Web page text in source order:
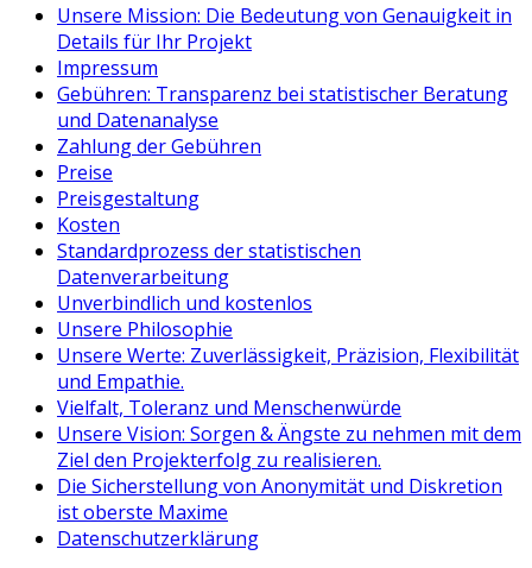
Unsere Mission: Die Bedeutung von Genauigkeit in
Details für Ihr Projekt
Impressum
Gebühren: Transparenz bei statistischer Beratung
und Datenanalyse
Zahlung der Gebühren
Preise
Preisgestaltung
Kosten
Standardprozess der statistischen
Datenverarbeitung
Unverbindlich und kostenlos
Unsere Philosophie
Unsere Werte: Zuverlässigkeit, Präzision, Flexibilität
und Empathie.
Vielfalt, Toleranz und Menschenwürde
Unsere Vision: Sorgen & Ängste zu nehmen mit dem
Ziel den Projekterfolg zu realisieren.
Die Sicherstellung von Anonymität und Diskretion
ist oberste Maxime
Datenschutzerklärung